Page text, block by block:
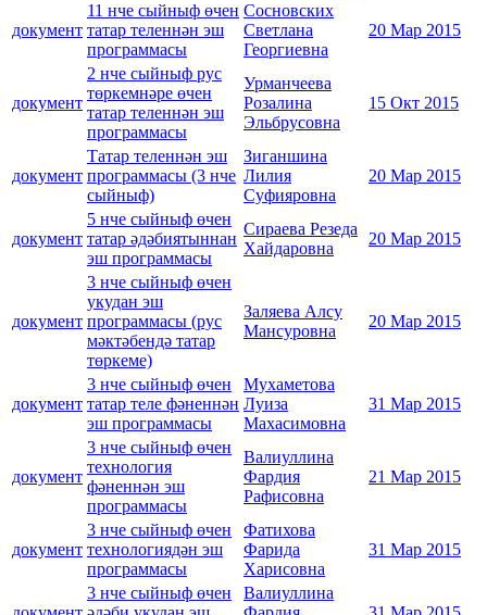
документ
11 нче сыйныф өчен
татар теленнән эш
программасы
Сосновских
Светлана
Георгиевна
20 Мар 2015
документ
2 нче сыйныф рус
төркемнәре өчен
татар теленнән эш
программасы
Урманчеева
Розалина
Эльбрусовна
15 Окт 2015
документ
Татар теленнән эш
программасы (3 нче
сыйныф)
Зиганшина
Лилия
Суфияровна
20 Мар 2015
документ
5 нче сыйныф өчен
татар әдәбиятыннан
эш программасы
Сираева Резеда
Хайдаровна
20 Мар 2015
документ
3 нче сыйныф өчен
укудан эш
программасы (рус
мәктәбендә татар
төркеме)
Заляева Алсу
Мансуровна
20 Мар 2015
документ
3 нче сыйныф өчен
татар теле фәненнән
эш программасы
Мухаметова
Луиза
Махасимовна
31 Мар 2015
документ
3 нче сыйныф өчен
технология
фәненнән эш
программасы
Валиуллина
Фардия
Рафисовна
21 Мар 2015
документ
3 нче сыйныф өчен
технологиядән эш
программасы
Фатихова
Фарида
Харисовна
31 Мар 2015
3 нче сыйныф өчен
Валиуллина